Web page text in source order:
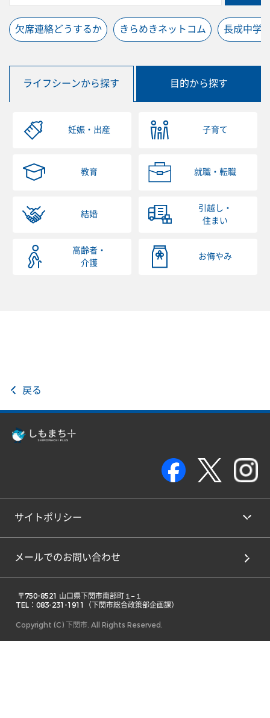
欠席連絡どうするか きらめきネットコム 長成中学
ライフシーンから探す 目的から探す
妊娠・出産 子育て
教育 就職・転職
結婚
引越し・
住まい
高齢者・
介護
お悔やみ
戻る
サイトポリシー
メールでのお問い合わせ
TEL：083-231-1911（下関市総合政策部企画課）
Copyright (C) 下関市. All Rights Reserved.